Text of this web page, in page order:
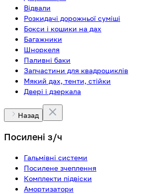
Відвали
Розкидачі дорожньої суміші
Бокси і кошики на дах
Багажники
Шноркеля
Паливні баки
Запчастини для квадроциклів
Мякий дах, тенти, стійки
Двері і дзеркала
Назад
Посилені з/ч
Гальмівні системи
Посилене зчеплення
Комплекти підвіски
Амортизатори